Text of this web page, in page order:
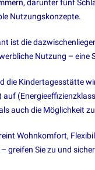
darunter fünf
Nutzungskonzepte.
ist die
Nutzung – eine
die Kindertagesstätte
auf
auch die Möglichkeit
Wohnkomfort,
greifen Sie zu und